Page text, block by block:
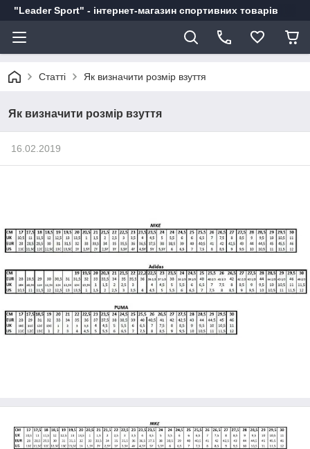
"Leader Sport" - інтернет-магазин спортивних товарів
Статті Як визначити розмір взуття
Як визначити розмір взуття
16.02.2019